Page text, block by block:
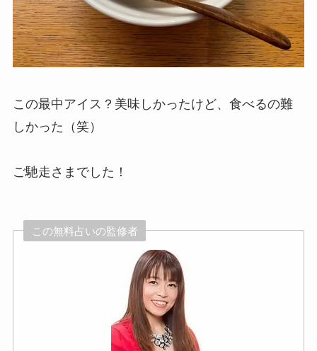
この最中アイス？美味しかったけど、食べるの難
しかった（笑）
ご馳走さまでした！
この無料占いの監修者